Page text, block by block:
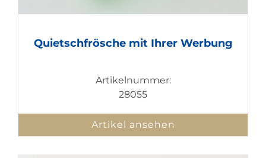
Quietschfrösche mit Ihrer Werbung
Artikelnummer:
28055
Artikel ansehen